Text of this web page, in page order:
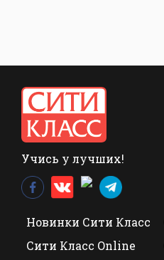
Учись у лучших!
Новинки Сити Класс
Сити Класс Online